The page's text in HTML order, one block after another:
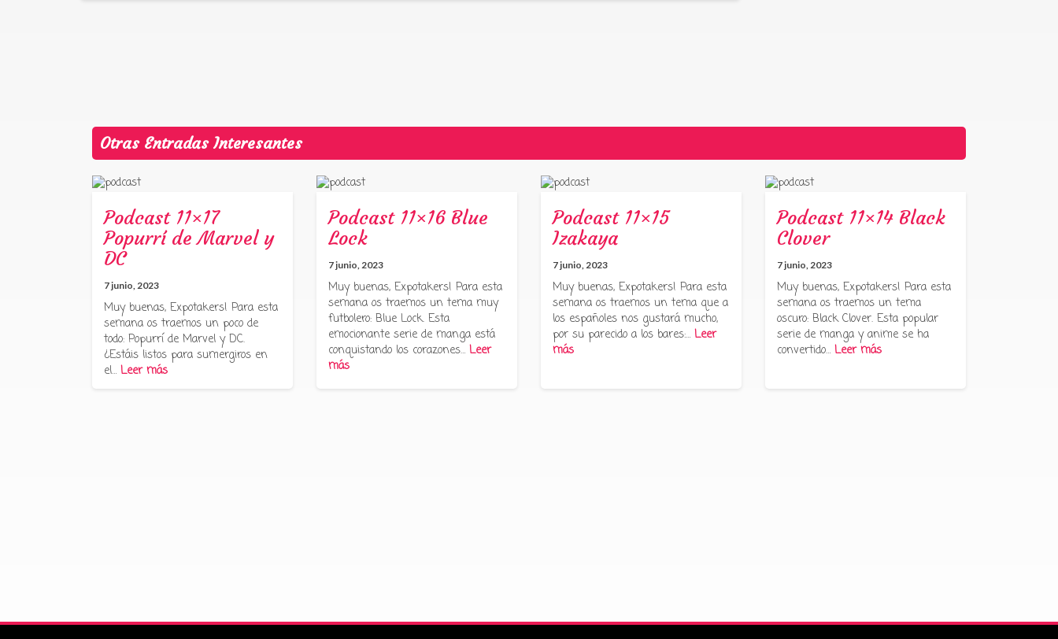
Otras Entradas Interesantes
Podcast 11×17
Popurrí de Marvel y
DC
7 junio, 2023
Muy buenas, Expotakers! Para esta
semana os traemos un poco de
todo: Popurrí de Marvel y DC.
¿Estáis listos para sumergiros en
el… Leer más
Podcast 11×16 Blue
Lock
7 junio, 2023
Muy buenas, Expotakers! Para esta
semana os traemos un tema muy
futbolero: Blue Lock. Esta
emocionante serie de manga está
conquistando los corazones… Leer
más
Podcast 11×15
Izakaya
7 junio, 2023
Muy buenas, Expotakers! Para esta
semana os traemos un tema que a
los españoles nos gustará mucho,
por su parecido a los bares:… Leer
más
Podcast 11×14 Black
Clover
7 junio, 2023
Muy buenas, Expotakers! Para esta
semana os traemos un tema
oscuro: Black Clover. Esta popular
serie de manga y anime se ha
convertido… Leer más